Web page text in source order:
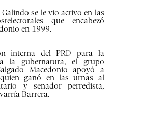
se le vio activo en las
que encabezó
en 1999.
interna del PRD para la
la gubernatura, el grupo
Macedonio apoyó a
quien ganó en las urnas al
y senador perredista,
Barrera.